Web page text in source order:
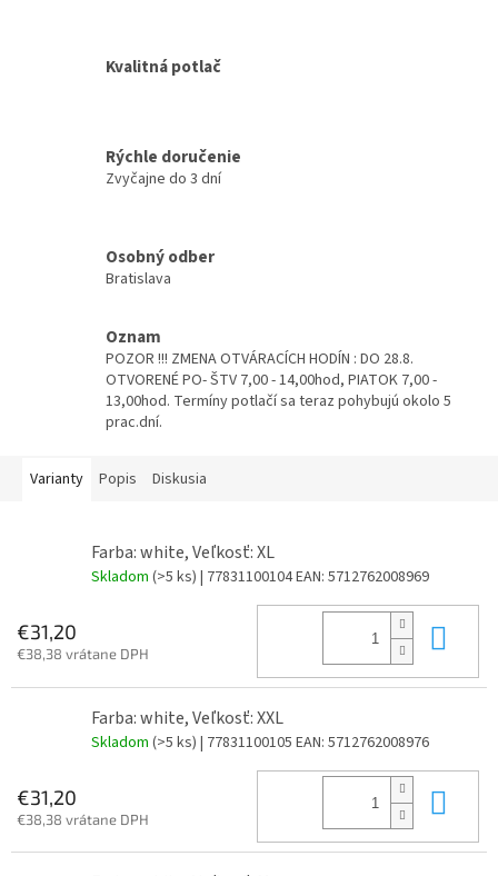
Kvalitná potlač
Rýchle doručenie
Zvyčajne do 3 dní
Osobný odber
Bratislava
Oznam
POZOR !!! ZMENA OTVÁRACÍCH HODÍN : DO 28.8.
OTVORENÉ PO- ŠTV 7,00 - 14,00hod, PIATOK 7,00 -
13,00hod. Termíny potlačí sa teraz pohybujú okolo 5
prac.dní.
Varianty Popis Diskusia
Farba: white, Veľkosť: XL
Skladom (>5 ks) | 77831100104EAN: 5712762008969
€31,20
€38,38 vrátane DPH
Farba: white, Veľkosť: XXL
Skladom (>5 ks) | 77831100105 EAN: 5712762008976
€31,20
€38,38 vrátane DPH